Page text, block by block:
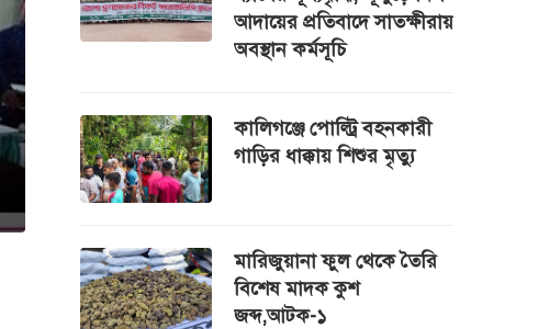
আদায়ের প্রতিবাদে সাতক্ষীরায়
অবস্থান কর্মসূচি
কালিগঞ্জে পোল্ট্রি বহনকারী
গাড়ির ধাক্কায় শিশুর মৃত্যু
মারিজুয়ানা ফুল থেকে তৈরি
বিশেষ মাদক কুশ
জব্দ,আটক-১